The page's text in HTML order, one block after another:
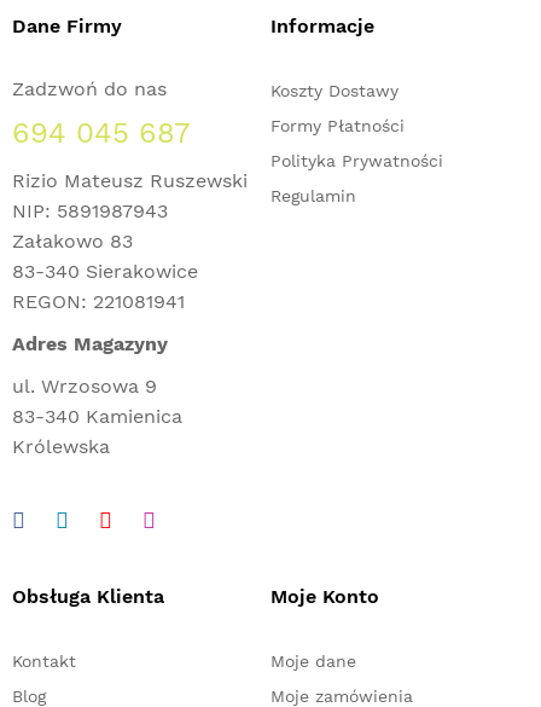
Dane Firmy
Zadzwoń do nas
694 045 687
Rizio Mateusz Ruszewski
NIP: 5891987943
Załakowo 83
83-340 Sierakowice
REGON: 221081941
Adres Magazyny
ul. Wrzosowa 9
83-340 Kamienica
Królewska
Informacje
Koszty Dostawy
Formy Płatności
Polityka Prywatności
Regulamin
Obsługa Klienta
Kontakt
Blog
Moje Konto
Moje dane
Moje zamówienia